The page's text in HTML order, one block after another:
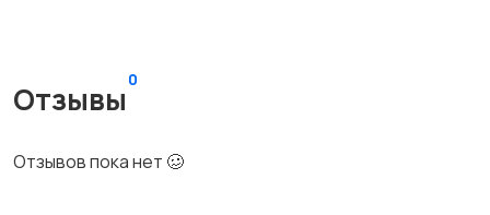
Отзывы
0
Отзывов пока нет 🥴